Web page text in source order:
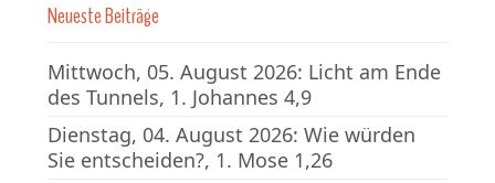
Neueste Beiträge
Mittwoch, 05. August 2026: Licht am Ende
des Tunnels, 1. Johannes 4,9
Dienstag, 04. August 2026: Wie würden
Sie entscheiden?, 1. Mose 1,26